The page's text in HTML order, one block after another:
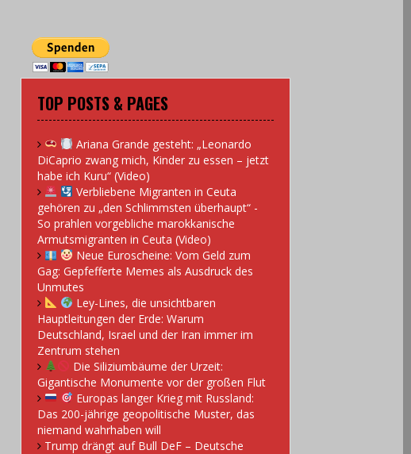
TOP POSTS & PAGES
Ariana Grande gesteht: „Leonardo
DiCaprio zwang mich, Kinder zu essen – jetzt
habe ich Kuru“ (Video)
Verbliebene Migranten in Ceuta
gehören zu „den Schlimmsten überhaupt“ -
So prahlen vorgebliche marokkanische
Armutsmigranten in Ceuta (Video)
Neue Euroscheine: Vom Geld zum
Gag: Gepfefferte Memes als Ausdruck des
Unmutes
Ley-Lines, die unsichtbaren
Hauptleitungen der Erde: Warum
Deutschland, Israel und der Iran immer im
Zentrum stehen
Die Siliziumbäume der Urzeit:
Gigantische Monumente vor der großen Flut
Europas langer Krieg mit Russland:
Das 200-jährige geopolitische Muster, das
niemand wahrhaben will
Trump drängt auf Bull DeF – Deutsche